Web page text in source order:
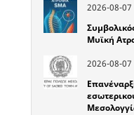
2026-08-07
Μυϊκή
2026-08-07